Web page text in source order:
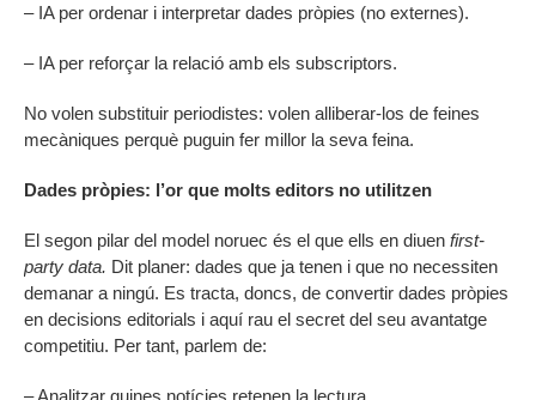
– IA per ordenar i interpretar dades pròpies (no externes).
– IA per reforçar la relació amb els subscriptors.
No volen substituir periodistes: volen alliberar-los de feines
mecàniques perquè puguin fer millor la seva feina.
Dades pròpies: l’or que molts editors no utilitzen
El segon pilar del model noruec és el que ells en diuen first-
party data. Dit planer: dades que ja tenen i que no necessiten
demanar a ningú. Es tracta, doncs, de convertir dades pròpies
en decisions editorials i aquí rau el secret del seu avantatge
competitiu. Per tant, parlem de: